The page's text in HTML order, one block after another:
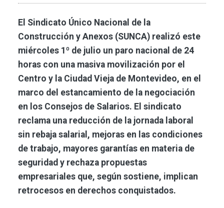
El Sindicato Único Nacional de la
Construcción y Anexos (SUNCA) realizó este
miércoles 1º de julio un paro nacional de 24
horas con una masiva movilización por el
Centro y la Ciudad Vieja de Montevideo, en el
marco del estancamiento de la negociación
en los Consejos de Salarios. El sindicato
reclama una reducción de la jornada laboral
sin rebaja salarial, mejoras en las condiciones
de trabajo, mayores garantías en materia de
seguridad y rechaza propuestas
empresariales que, según sostiene, implican
retrocesos en derechos conquistados.